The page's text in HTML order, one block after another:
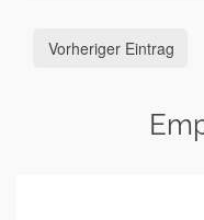
Vorheriger Eintrag